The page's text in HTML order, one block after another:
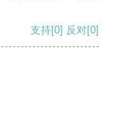
支持[0] 反对[0]